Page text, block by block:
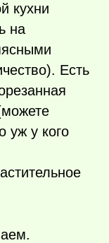
кухни
на
Есть
уж у кого